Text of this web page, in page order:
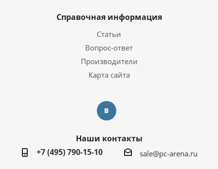
Операционная система
Операционная система Windows 10 Pro Trial
Корпус
Дополнительная информация
Информация о гарантии
Перейти на страницу с
информацией о
гарантии
Справочная информация
Статьи
Вопрос-ответ
Производители
Карта сайта
Наши контакты
+7 (495) 790-15-10
sale@pc-arena.ru